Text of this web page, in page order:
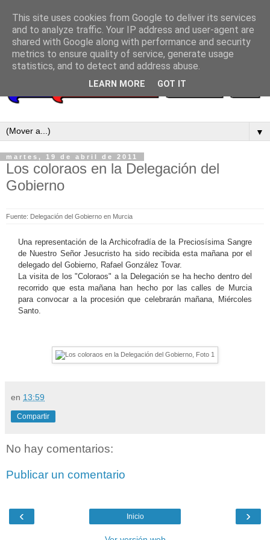
▼
martes, 19 de abril de 2011
Los coloraos en la Delegación del
Gobierno
Fuente: Delegación del Gobierno en Murcia
Una representación de la Archicofradía de la Preciosísima Sangre
de Nuestro Señor Jesucristo ha sido recibida esta mañana por el
delegado del Gobierno, Rafael González Tovar.
La visita de los "Coloraos" a la Delegación se ha hecho dentro del
recorrido que esta mañana han hecho por las calles de Murcia
para convocar a la procesión que celebrarán mañana, Miércoles
Santo.
en 13:59
Compartir
No hay comentarios:
Publicar un comentario
‹ ›
Inicio
This site uses cookies from Google to deliver its services
and to analyze traffic. Your IP address and user-agent are
shared with Google along with performance and security
metrics to ensure quality of service, generate usage
statistics, and to detect and address abuse.
LEARN MORE GOT IT